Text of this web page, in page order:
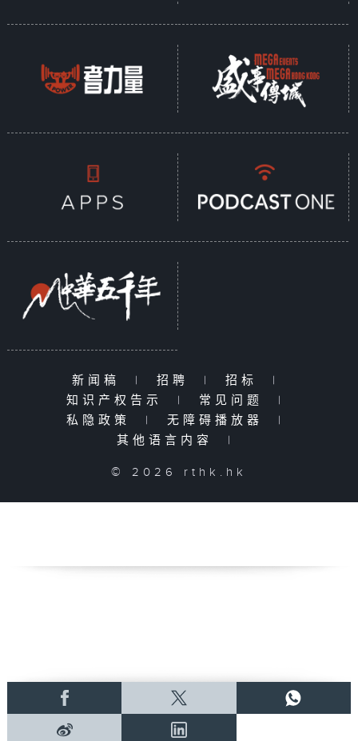
新闻稿 | 招聘 | 招标
|
知识产权告示
| 常见问题
|
私隐政策
| 无障碍播放器
|
其他语言内容
|
© 2026 rthk.hk